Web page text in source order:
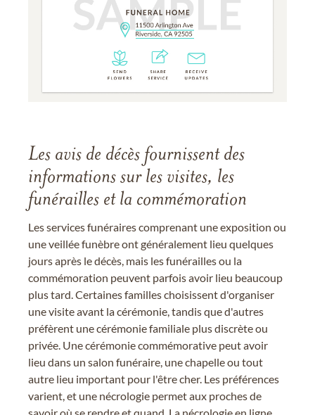
Les avis de décès fournissent des
informations sur les visites, les
funérailles et la commémoration
Les services funéraires comprenant une exposition ou
une veillée funèbre ont généralement lieu quelques
jours après le décès, mais les funérailles ou la
commémoration peuvent parfois avoir lieu beaucoup
plus tard. Certaines familles choisissent d'organiser
une visite avant la cérémonie, tandis que d'autres
préfèrent une cérémonie familiale plus discrète ou
privée. Une cérémonie commémorative peut avoir
lieu dans un salon funéraire, une chapelle ou tout
autre lieu important pour l'être cher. Les préférences
varient, et une nécrologie permet aux proches de